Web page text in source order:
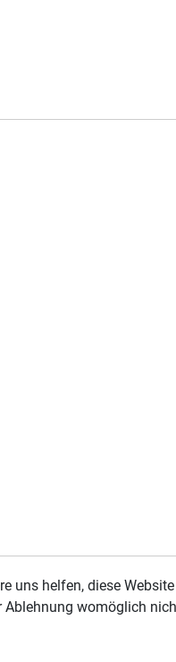
uns helfen, diese
womöglich